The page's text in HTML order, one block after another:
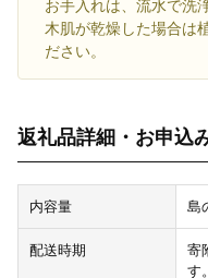
お手入れは、流水で洗
木肌が乾燥した場合は
ださい。
返礼品詳細・お申込
内容量 島
配送時期
寄
す。